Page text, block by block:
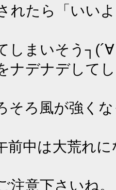
なく、靴濡ら
様のおかげで
す
お尻
し
す！いつもで
寝ているとポ
なかなかカク